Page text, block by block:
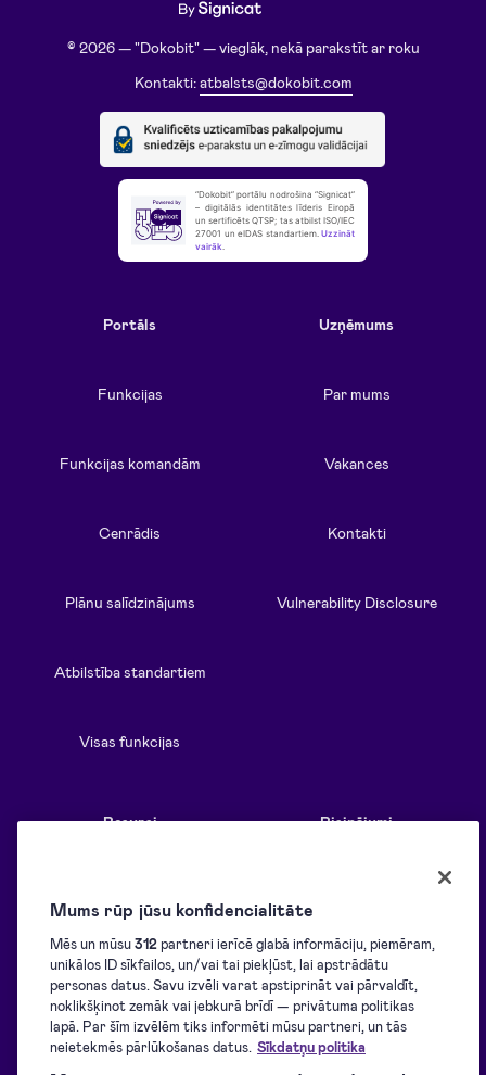
© 2026 — "Dokobit" — vieglāk, nekā parakstīt ar roku
Kontakti:atbalsts@dokobit.com
“Dokobit” portālu nodrošina “Signicat”
– digitālās identitātes līderis Eiropā
un sertificēts QTSP; tas atbilst ISO/IEC
27001 un eIDAS standartiem. Uzzināt
vairāk
Portāls
Funkcijas
Funkcijas komandām
Cenrādis
Plānu salīdzinājums
Atbilstība standartiem
Visas funkcijas
Uzņēmums
Par mums
Vakances
Kontakti
Vulnerability Disclosure
Resursi
Atbalsta centrs
Lejupielādes
Risinājumi
Parakstu vākšana
E-parakstīšana
Mums rūp jūsu konfidencialitāte
Mēs un mūsu312partneri ierīcē glabā informāciju, piemēram,
unikālos ID sīkfailos, un/vai tai piekļūst, lai apstrādātu
personas datus. Savu izvēli varat apstiprināt vai pārvaldīt,
noklikšķinot zemāk vai jebkurā brīdī — privātuma politikas
lapā. Par šīm izvēlēm tiks informēti mūsu partneri, un tās
neietekmēs pārlūkošanas datus. Sīkdatņu politika